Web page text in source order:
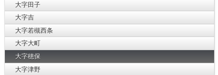
大字田子
大字吉
大字若槻西条
大字大町
大字穂保
大字津野